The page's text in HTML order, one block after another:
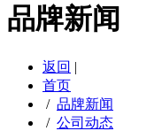
品牌新闻
返回 |
首页
/ 品牌新闻
/ 公司动态